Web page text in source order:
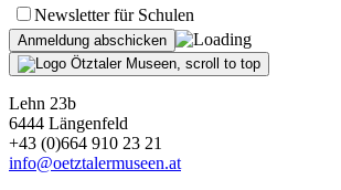
Newsletter für Schulen
Lehn 23b
6444 Längenfeld
+43 (0)664 910 23 21
info@oetztalermuseen.at